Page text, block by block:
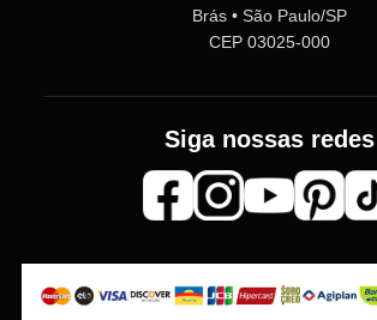
Aviamentos!
Fale com a gente pelo
dúvidas sobre pedidos
ou entre no nosso
receba em primeira
promoções,
💬 Fale com
Brás • São Paulo/SP
CEP 03025-000
Siga nossas redes